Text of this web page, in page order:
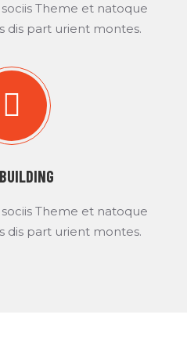
Theme et natoque
dis part urient montes.
Theme et natoque
dis part urient montes.